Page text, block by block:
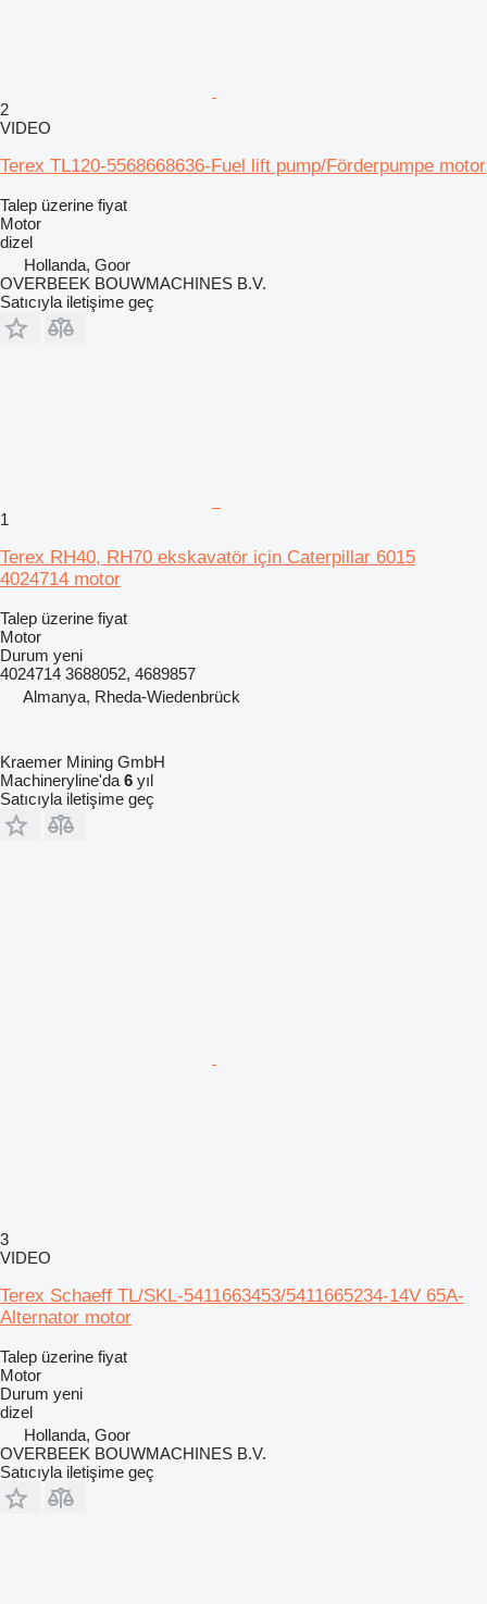
2
VIDEO
Terex TL120-5568668636-Fuel lift pump/Förderpumpe motor
Talep üzerine fiyat
Motor
dizel
Hollanda, Goor
OVERBEEK BOUWMACHINES B.V.
Satıcıyla iletişime geç
1
Terex RH40, RH70 ekskavatör için Caterpillar 6015
4024714 motor
Talep üzerine fiyat
Motor
Durum yeni
4024714 3688052, 4689857
Almanya, Rheda-Wiedenbrück
Kraemer Mining GmbH
Machineryline'da 6 yıl
Satıcıyla iletişime geç
3
VIDEO
Terex Schaeff TL/SKL-5411663453/5411665234-14V 65A-
Alternator motor
Talep üzerine fiyat
Motor
Durum yeni
dizel
Hollanda, Goor
OVERBEEK BOUWMACHINES B.V.
Satıcıyla iletişime geç